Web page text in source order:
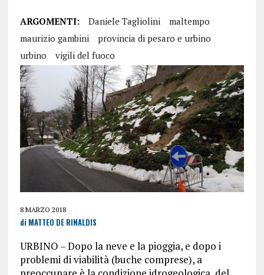
ARGOMENTI: Daniele Tagliolini
maltempo
maurizio gambini
provincia di pesaro e urbino
urbino
vigili del fuoco
8 MARZO 2018
di MATTEO DE RINALDIS
URBINO – Dopo la neve e la pioggia, e dopo i
problemi di viabilità (buche comprese), a